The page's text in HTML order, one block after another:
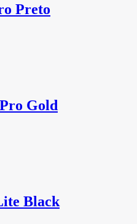
Preto
Gold
Black